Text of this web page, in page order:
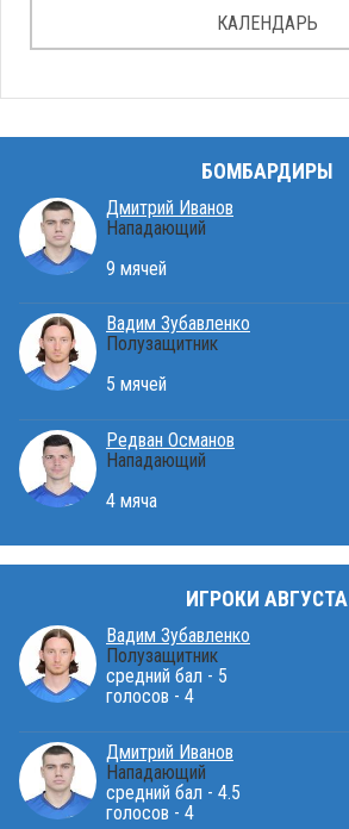
КАЛЕНДАРЬ
БОМБАРДИРЫ
Дмитрий Иванов
Нападающий
9 мячей
Вадим Зубавленко
Полузащитник
5 мячей
Редван Османов
Нападающий
4 мяча
ИГРОКИ АВГУСТА
Вадим Зубавленко
Полузащитник
средний бал - 5
голосов - 4
Дмитрий Иванов
Нападающий
средний бал - 4.5
голосов - 4